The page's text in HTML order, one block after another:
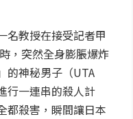
名教授在接受記者甲
，突然全身膨脹爆炸
的神秘男子（UTA
行一連串的殺人計
都殺害，瞬間讓日本